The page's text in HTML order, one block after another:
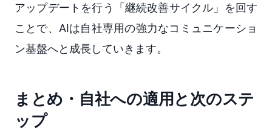
アップデートを行う「継続改善サイクル」を回す
ことで、AIは自社専用の強力なコミュニケーショ
ン基盤へと成長していきます。
まとめ・自社への適用と次のステ
ップ